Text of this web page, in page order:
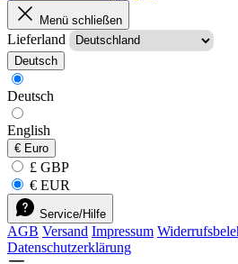
Menü schließen
Lieferland
Deutsch
Deutsch
English
€ Euro
£ GBP
€ EUR
Service/Hilfe
AGB Versand Impressum
Datenschutzerklärung